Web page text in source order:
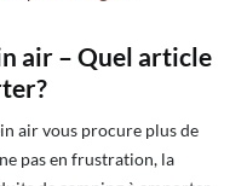
air – Quel article
air vous procure plus de
pas en frustration, la